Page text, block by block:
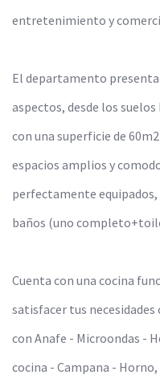
entretenimiento y
El departamento presenta
aspectos, desde los
con una superficie de
espacios amplios y
perfectamente equipados,
baños (uno
Cuenta con una cocina
satisfacer tus necesidades
con Anafe - Microondas -
cocina - Campana -